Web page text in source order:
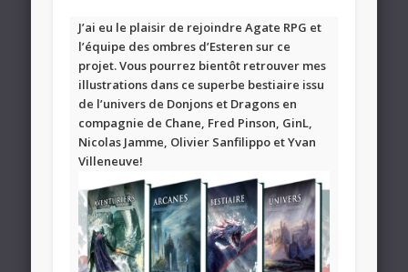
J’ai eu le plaisir de rejoindre Agate RPG et
l’équipe des ombres d’Esteren sur ce
projet. Vous pourrez bientôt retrouver mes
illustrations dans ce superbe bestiaire issu
de l’univers de Donjons et Dragons en
compagnie de Chane, Fred Pinson, GinL,
Nicolas Jamme, Olivier Sanfilippo et Yvan
Villeneuve!